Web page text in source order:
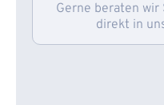
Gerne beraten wir
direkt in